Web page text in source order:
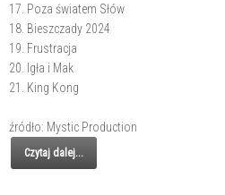
17. Poza światem Słów
18. Bieszczady 2024
19. Frustracja
20. Igła i Mak
21. King Kong
źródło: Mystic Production
Czytaj dalej...